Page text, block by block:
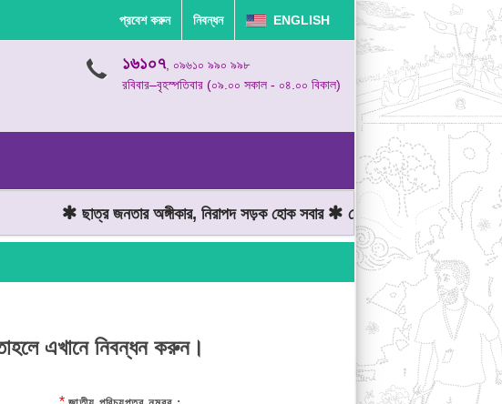
প্রবেশ করুন নিবন্ধন ENGLISH
১৬১০৭, ০৯৬১০ ৯৯০ ৯৯৮
রবিবার–বৃহস্পতিবার (০৯.০০ সকাল - ০৪.০০ বিকাল)
ছাত্র জনতার অঙ্গীকার, নিরাপদ সড়ক হোক সবার মোটরযান চালানোর সময় গতিসীমা
এখানে নিবন্ধন করুন।